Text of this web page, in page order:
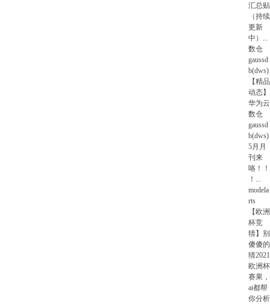
汇总贴
（持续
更新
中） ...
数仓
gaussd
b(dws)
【精品
动态】
华为云
数仓
gaussd
b(dws)
5月月
刊来
咯！！
！ ...
modela
rts
【欧洲
杯竞
猜】别
傻傻的
猜2021
欧洲杯
赛果，
ai都帮
你分析